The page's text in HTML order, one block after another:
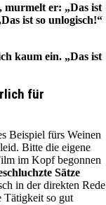
er: „Das ist
ist so unlogisch!“
kaum ein. „Das ist
für
Beispiel fürs Weinen
Bitte die eigene
im Kopf begonnen
Sätze
in der direkten Rede
Tätigkeit so gut